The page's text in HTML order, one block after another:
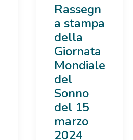
Rassegn
a stampa
della
Giornata
Mondiale
del
Sonno
del 15
marzo
2024